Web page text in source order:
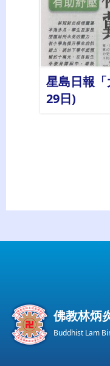
星島日報
29日)
佛教林炳
Buddhist Lam